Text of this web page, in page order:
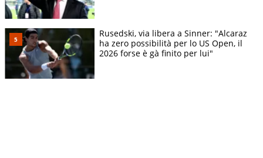
Rusedski, via libera a Sinner: "Alcaraz
ha zero possibilità per lo US Open, il
2026 forse è gà finito per lui"